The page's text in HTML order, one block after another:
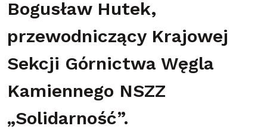
Bogusław Hutek,
przewodniczący Krajowej
Sekcji Górnictwa Węgla
Kamiennego NSZZ
„Solidarność”.